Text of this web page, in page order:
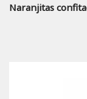
Naranjitas